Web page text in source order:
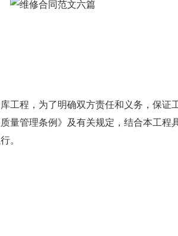
程，为了明确双方责任和义务，保证
量管理条例》及有关规定，结合本工程
。